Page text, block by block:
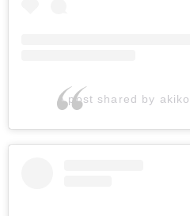
A post shared by